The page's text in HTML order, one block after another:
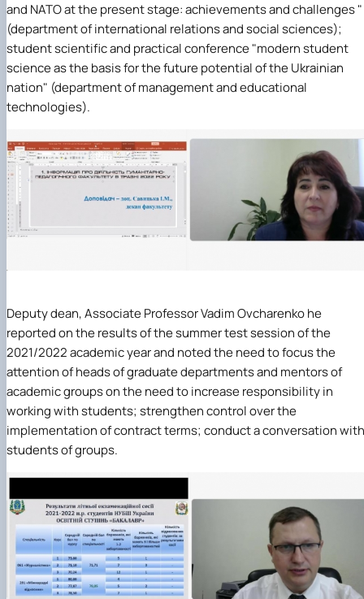
and NATO at the present stage: achievements and challenges "
(department of international relations and social sciences);
student scientific and practical conference "modern student
science as the basis for the future potential of the Ukrainian
nation" (department of management and educational
technologies).
Deputy dean, Associate ProfessorVadim Ovcharenkohe
reported on the results of the summer test session of the
2021/2022 academic year and noted the need to focus the
attention of heads of graduate departments and mentors of
academic groups on the need to increase responsibility in
working with students; strengthen control over the
implementation of contract terms; conduct a conversation with
students of groups.